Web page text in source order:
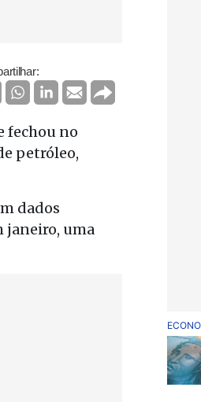
fechou no
petróleo,
dados
janeiro, uma